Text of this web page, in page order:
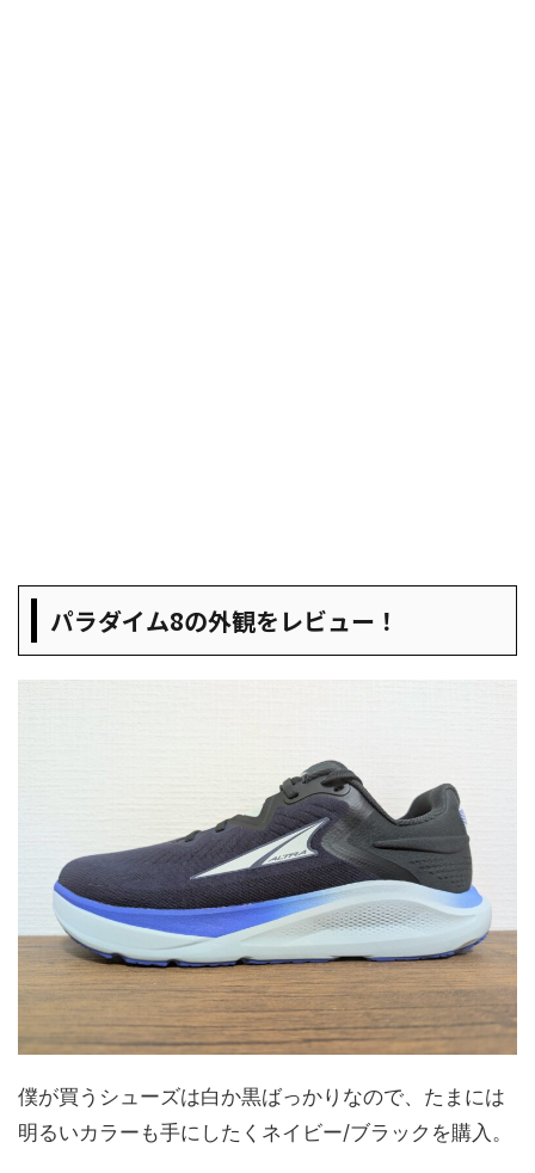
パラダイム8の外観をレビュー！
僕が買うシューズは白か黒ばっかりなので、たまには
明るいカラーも手にしたくネイビー/ブラックを購入。